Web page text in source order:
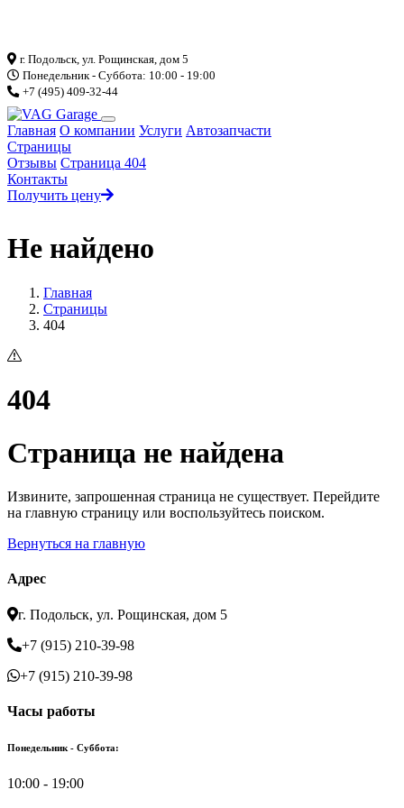
г. Подольск, ул. Рощинская, дом 5
Понедельник - Суббота: 10:00 - 19:00
+7 (495) 409-32-44
Главная О компании Услуги Автозапчасти
Страницы
Отзывы Страница 404
Контакты
Получить цену
Не найдено
Главная
Страницы
404
404
Страница не найдена
Извините, запрошенная страница не существует. Перейдите
на главную страницу или воспользуйтесь поиском.
Вернуться на главную
Адрес
г. Подольск, ул. Рощинская, дом 5
+7 (915) 210-39-98
+7 (915) 210-39-98
Часы работы
Понедельник - Суббота:
10:00 - 19:00